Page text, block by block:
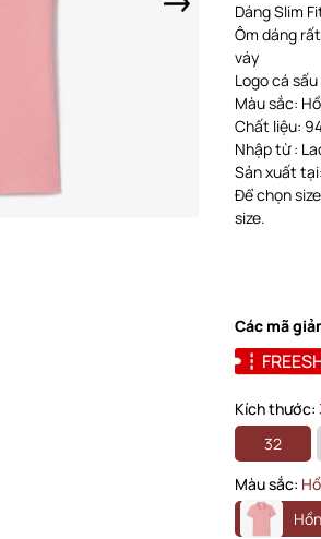
Dáng Slim
Ôm dáng
váy
Logo cá
Màu sắc:
Chất liệu:
Nhập từ :
Sản xuất
Để chọn
size.
Các mã
Kích thước:
32
Màu sắc: